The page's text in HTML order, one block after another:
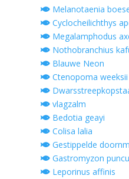
Melanotaenia
Cyclocheilichthys
Megalamphodus
Nothobranchius
Blauwe Neon
Ctenopoma weeksii
vlagzalm
Bedotia geayi
Colisa lalia
Gestippelde
Gastromyzon
Leporinus affinis